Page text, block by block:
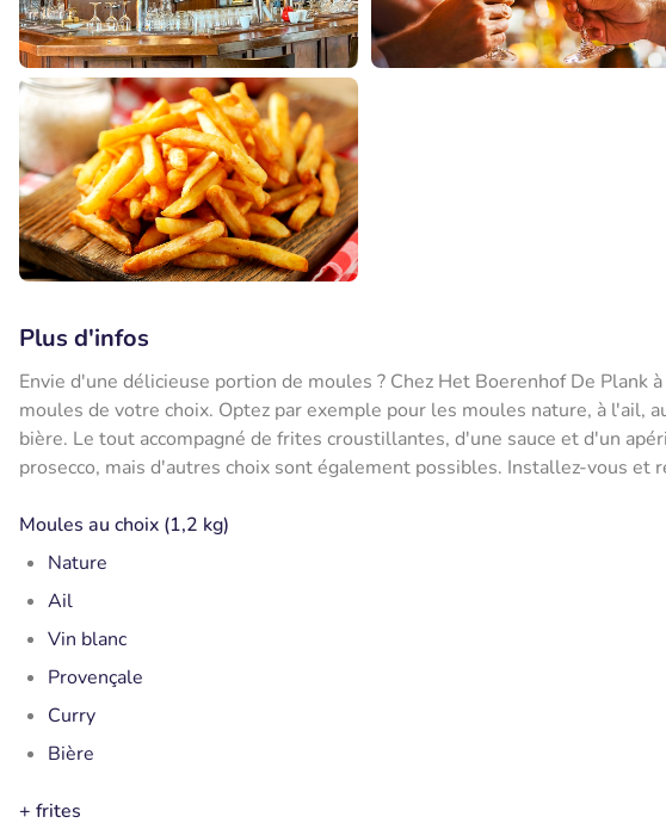
Plus d'infos
Envie d'une délicieuse portion de moules ? Chez Het Boerenhof De Plank
moules de votre choix. Optez par exemple pour les moules nature, à l'ail,
bière. Le tout accompagné de frites croustillantes, d'une sauce et d'un
prosecco, mais d'autres choix sont également possibles. Installez-vous et
Moules au choix (1,2 kg)
Nature
Ail
Vin blanc
Provençale
Curry
Bière
+ frites